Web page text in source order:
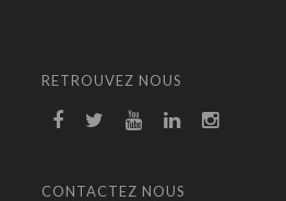
RETROUVEZ NOUS
CONTACTEZ NOUS